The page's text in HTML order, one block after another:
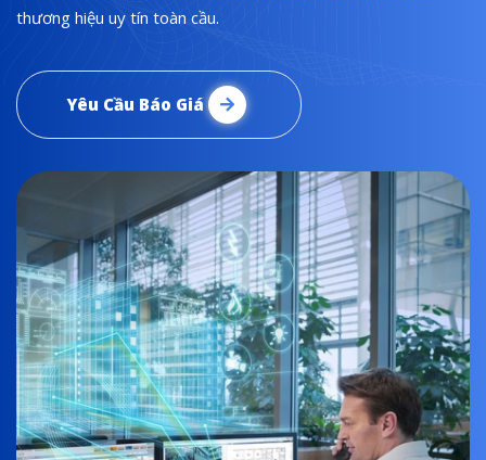
thương hiệu uy tín toàn cầu.
Yêu Cầu Báo Giá